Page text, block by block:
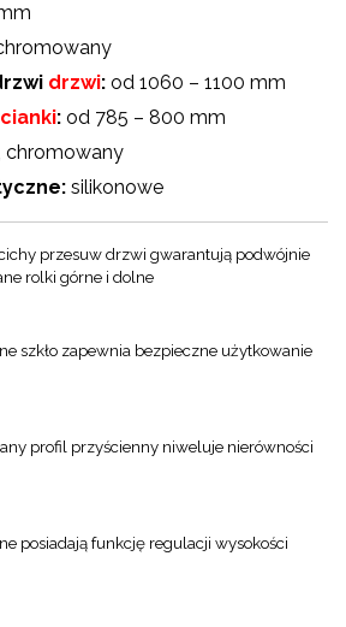
drzwi: od 1060 – 1100 mm
: od 785 – 800 mm
chromowany
silikonowe
przesuw drzwi gwarantują podwójnie
rolki górne i dolne
szkło zapewnia bezpieczne użytkowanie
profil przyścienny niweluje nierówności
posiadają funkcję regulacji wysokości